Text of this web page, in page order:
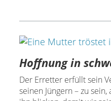
Hoffnung in
Der Erretter erfüllt sein
seinen Jüngern – zu